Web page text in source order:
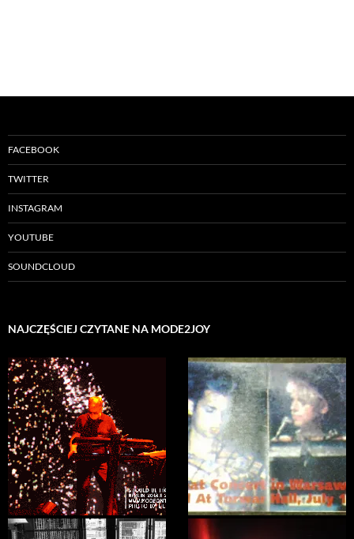
FACEBOOK
TWITTER
INSTAGRAM
YOUTUBE
SOUNDCLOUD
NAJCZĘŚCIEJ CZYTANE NA MODE2JOY